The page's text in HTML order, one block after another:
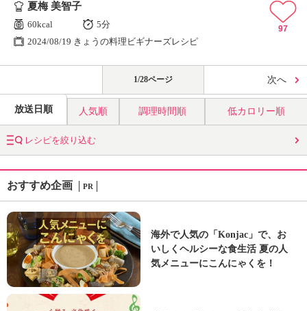
夏梅 美智子
60kcal
5分
2024/08/19 きょうの料理ビギナーズレシピ
97
1/28ページ 次へ
放送日順 人気順 調理時間順 低カロリー順
レシピを絞り込む
おすすめ企画 PR
海外で人気の「Konjac」で、お
いしくヘルシーな食生活 夏の人
気メニューにこんにゃくを！